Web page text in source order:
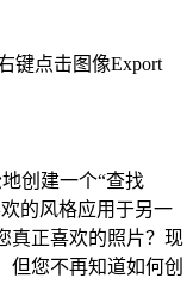
键点击图像Export
创建一个“查找
的风格应用于另一
真正喜欢的照片？现
但您不再知道如何创